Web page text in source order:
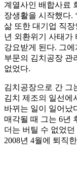
계열사인 배합사료
장생활을 시작했다.
삶 또한 대기업 직
년 외환위기 사태가
강요받게 된다. 그
부문의 김치공장 관
없었다.
김치공장으로 간 그
김치 제조의 일선에
바뀌는 일이 일어났
매각될 때 그는 6년
더는 버틸 수 없었
2008년 4월에 퇴직